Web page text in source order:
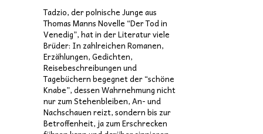
Tadzio, der polnische Junge aus
Thomas Manns Novelle “Der Tod in
Venedig”, hat in der Literatur viele
Brüder: In zahlreichen Romanen,
Erzählungen, Gedichten,
Reisebeschreibungen und
Tagebüchern begegnet der “schöne
Knabe”, dessen Wahrnehmung nicht
nur zum Stehenbleiben, An- und
Nachschauen reizt, sondern bis zur
Betroffenheit, ja zum Erschrecken